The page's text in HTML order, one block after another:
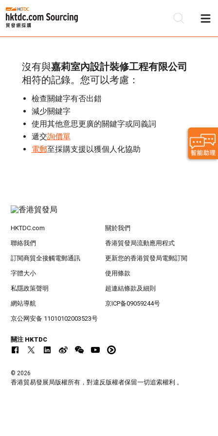
沒有與嘉莉室內設計裝修工程有限公司
相符的記錄。您可以考慮：
檢查關鍵字有否出錯
減少關鍵字
使用其他意思更廣的關鍵字或同義詞
遞交詢價單
電郵至採購支援以獲個人化協助
HKTDC.com 關於我們
聯絡我們 香港貿發局流動應用程式
訂閱商貿全接觸電郵通訊 更新您的香港貿發局電郵訂閱
字體大小 使用條款
私隱政策聲明 超連結條款及細則
網站導航 京ICP备09059244号
京公网安备 11010102003523号
關注 HKTDC
© 2026
香港貿易發展局版權所有，對違反版權者保留一切追索權利 。